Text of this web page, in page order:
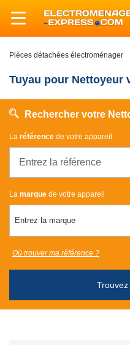
Pièces détachées électroménager
Tuyau pour Nettoyeur
Rechercher votre
La référence de votre appareil
La marque de votre appareil
Entrez la marque
Où trouver ma référence ?